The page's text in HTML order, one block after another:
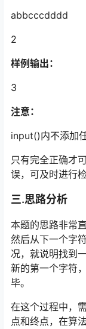
abbcccdddd
2
样例输出：
3
注意：
input()内不添加
只有完全正确才
误，可及时进行
三.思路分析
本题的思路非常
然后从下一个字
况，就说明找到
新的第一个字符
毕。
在这个过程中，
点和终点，在算